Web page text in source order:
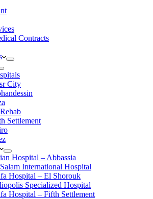
Contracts
City
Settlement
Hospital – Abbassia
International Hospital
Hospital – El Shorouk
Specialized Hospital
Hospital – Fifth Settlement